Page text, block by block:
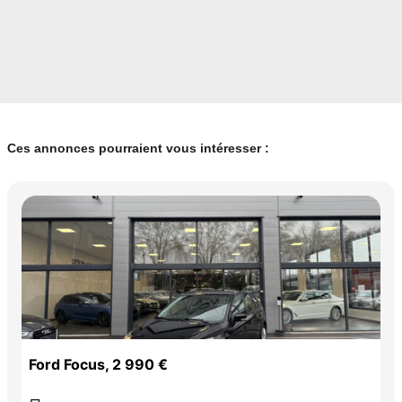
Ces annonces pourraient vous intéresser :
Ford Focus, 2 990 €